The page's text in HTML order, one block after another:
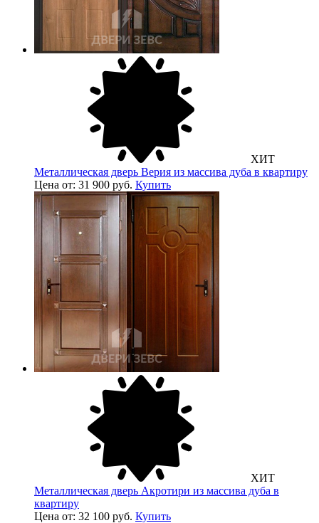
ХИТ
Металлическая дверь Верия из массива дуба в квартиру
Цена от: 31 900 руб. Купить
ХИТ
Металлическая дверь Акротири из массива дуба в
квартиру
Цена от: 32 100 руб. Купить